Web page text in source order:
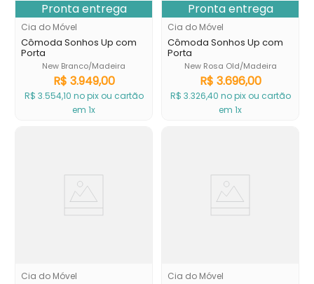
Pronta entrega
Cia do Móvel
Cômoda Sonhos Up com
Porta
New Branco/Madeira
R$ 3.949,00
R$ 3.554,10 no pix ou cartão
em 1x
Pronta entrega
Cia do Móvel
Cômoda Sonhos Up com
Porta
New Rosa Old/Madeira
R$ 3.696,00
R$ 3.326,40 no pix ou cartão
em 1x
Cia do Móvel Cia do Móvel